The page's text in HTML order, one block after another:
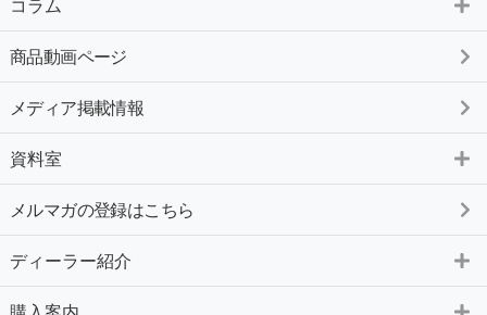
コラム
商品動画ページ
メディア掲載情報
資料室
メルマガの登録はこちら
ディーラー紹介